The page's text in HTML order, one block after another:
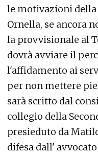
le motivazioni della
Ornella, se ancora
la provvisionale al
dovrà avviare il
l'affidamento ai
per non mettere
sarà scritto dal
collegio della
presieduto da
difesa dall'